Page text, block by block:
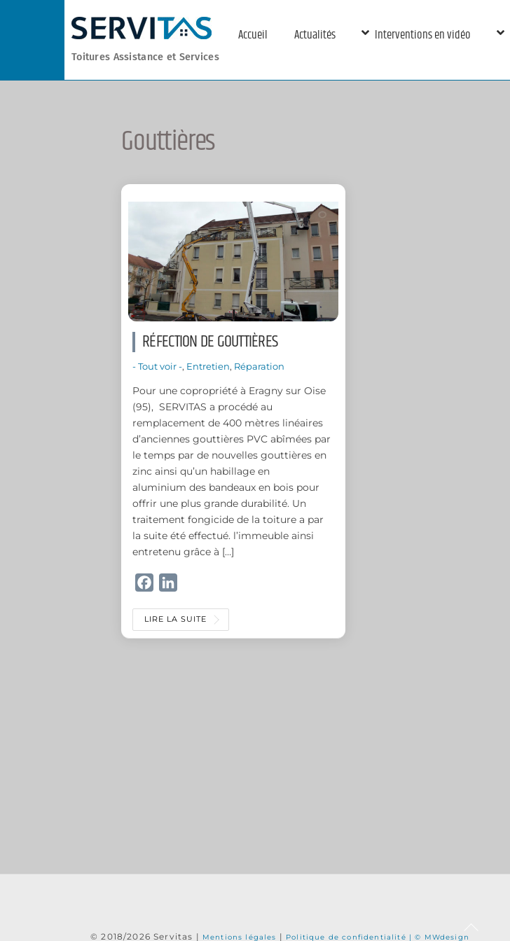
Toitures Assistance et Services
Accueil Actualités Interventions en vidéo
Gouttières
RÉFECTION DE GOUTTIÈRES
- Tout voir -, Entretien, Réparation
Pour une copropriété à Eragny sur Oise
(95), SERVITAS a procédé au
remplacement de 400 mètres linéaires
d’anciennes gouttières PVC abîmées par
le temps par de nouvelles gouttières en
zinc ainsi qu’un habillage en
aluminium des bandeaux en bois pour
offrir une plus grande durabilité. Un
traitement fongicide de la toiture a par
la suite été effectué. l’immeuble ainsi
entretenu grâce à […]
c
e
n
k
LIRE LA SUITE
© 2018/2026 Servitas | Mentions légales Politique de confidentialité |© MWdesign